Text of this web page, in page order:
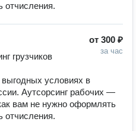
отчисления.
от 300 ₽
за час
грузчиков
условиях в
Аутсорсинг рабочих —
вам не нужно оформлять